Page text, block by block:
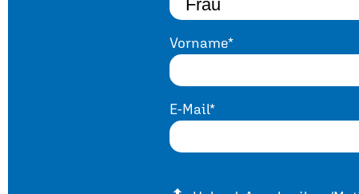
Vorname*
E-Mail*